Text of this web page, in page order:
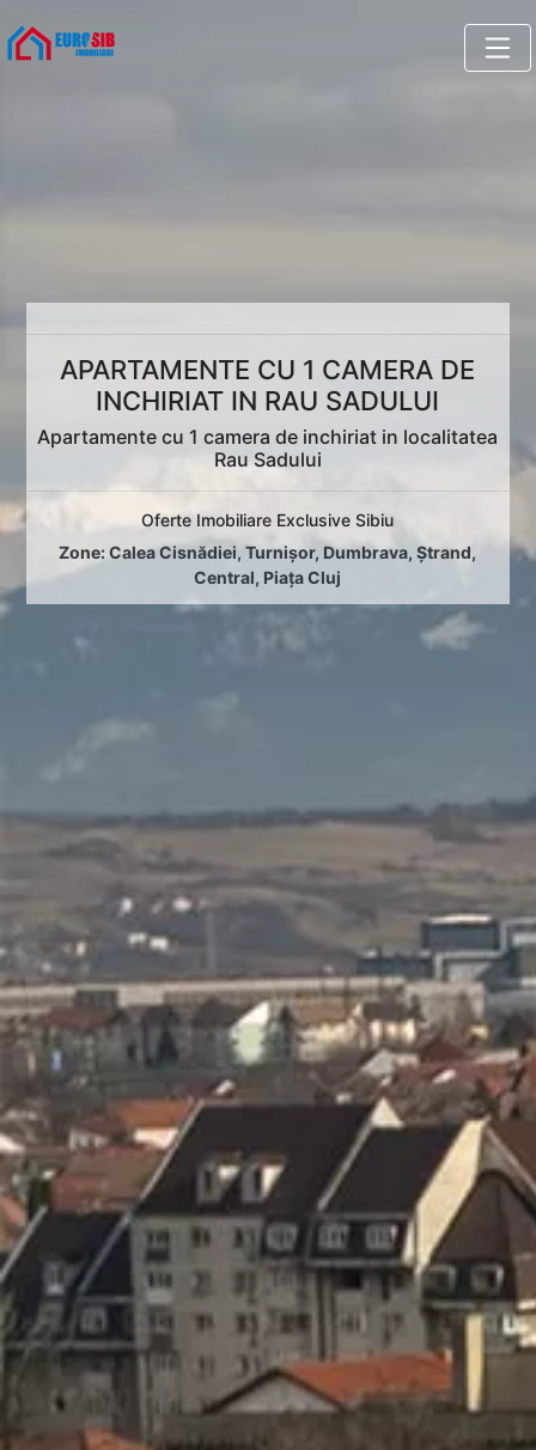
APARTAMENTE CU 1 CAMERA DE
INCHIRIAT IN RAU SADULUI
Apartamente cu 1 camera de inchiriat in localitatea
Rau Sadului
Oferte Imobiliare Exclusive Sibiu
Zone:Calea Cisnădiei,Turnișor, Dumbrava,Ștrand,
Central, Piața Cluj